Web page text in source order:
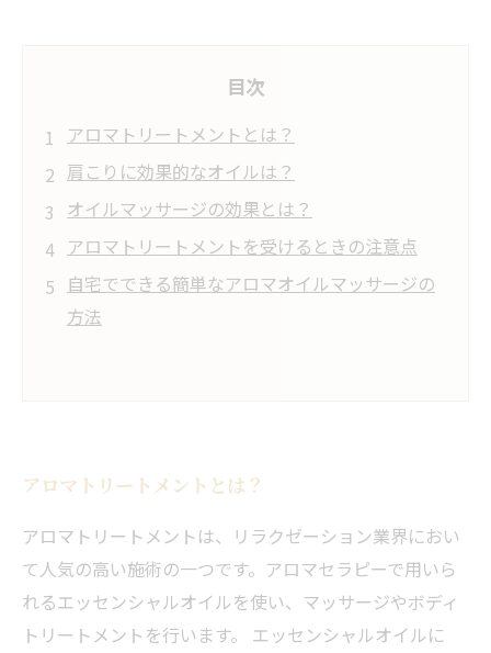
目次
アロマトリートメントとは？
肩こりに効果的なオイルは？
オイルマッサージの効果とは？
アロマトリートメントを受けるときの注意点
自宅でできる簡単なアロマオイルマッサージの
方法
アロマトリートメントとは？
アロマトリートメントは、リラクゼーション業界におい
て人気の高い施術の一つです。アロマセラピーで用いら
れるエッセンシャルオイルを使い、マッサージやボディ
トリートメントを行います。 エッセンシャルオイルに